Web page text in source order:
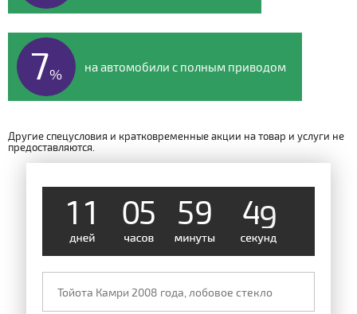
7% на автомобили с полным приводом
Другие спецусловия и кратковременные акции на товар и услуги не
предоставляются.
1 1 05 59 48